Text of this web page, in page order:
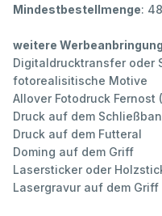
Mindestbestellmenge:
weitere
Digitaldrucktransfer oder
fotorealisitische Motive
Allover Fotodruck Fernost
Druck auf dem
Druck auf dem Futteral
Doming auf dem Griff
Lasersticker oder
Lasergravur auf dem Griff